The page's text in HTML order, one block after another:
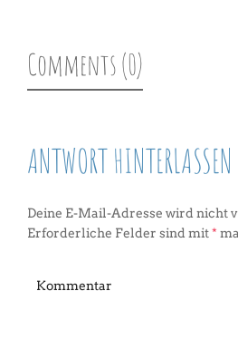
Comments (0)
ANTWORT HINTERLASSEN
Deine E-Mail-Adresse wird nicht
Erforderliche Felder sind mit*